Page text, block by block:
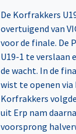
De Korfrakkers
overtuigend van
voor de finale. De
U19-1 te verslaan
de wacht. In de
wist te openen via
Korfrakkers
uit Erp nam
voorsprong